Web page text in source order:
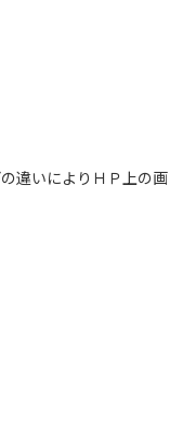
違いによりＨＰ上の画